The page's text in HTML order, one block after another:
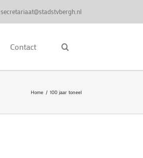
secretariaat@stadstvbergh.nl
Contact
Home 100 jaar toneel